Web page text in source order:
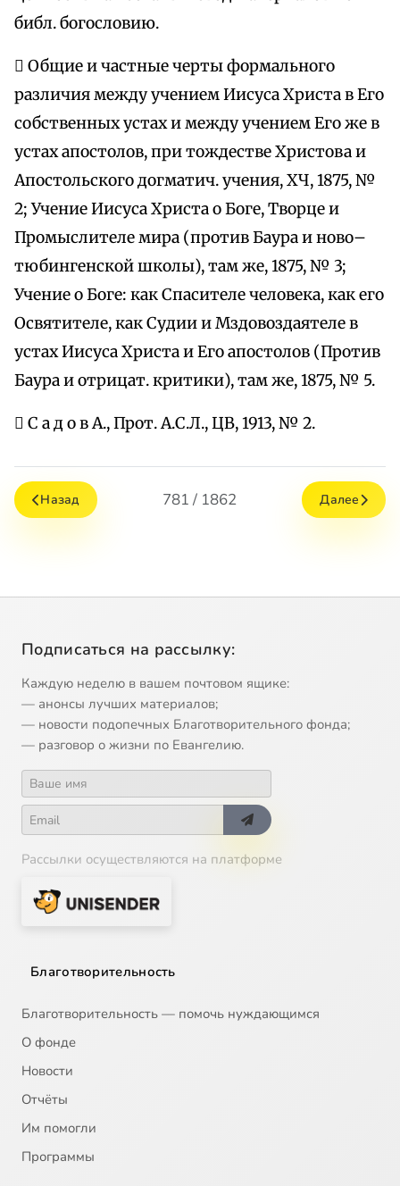
библ. богословию.
 Общие и частные черты формального
различия между учением Иисуса Христа в Его
собственных устах и между учением Его же в
устах апостолов, при тождестве Христова и
Апостольского догматич. учения, ХЧ, 1875, №
2; Учение Иисуса Христа о Боге, Творце и
Промыслителе мира (против Баура и ново–
тюбингенской школы), там же, 1875, № 3;
Учение о Боге: как Спасителе человека, как его
Освятителе, как Судии и Мздовоздаятеле в
устах Иисуса Христа и Его апостолов (Против
Баура и отрицат. критики), там же, 1875, № 5.
 С а д о в А., Прот. А.С.Л., ЦВ, 1913, № 2.
Назад 781 / 1862 Далее
Подписаться на рассылку:
Каждую неделю в вашем почтовом ящике:
— анонсы лучших материалов;
— новости подопечных Благотворительного фонда;
— разговор о жизни по Евангелию.
Рассылки осуществляются на платформе
Благотворительность
Благотворительность — помочь нуждающимся
О фонде
Новости
Отчёты
Им помогли
Программы